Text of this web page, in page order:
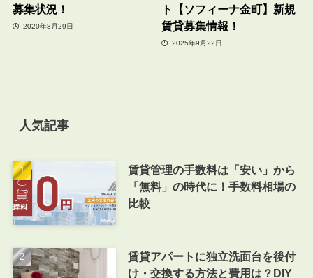
募集状況！
2020年8月29日
ト【ソフィーナ金町】新規
賃貸募集情報！
2025年9月22日
人気記事
賃貸管理の手数料は「安い」から
「無料」の時代に！手数料相場の
比較
賃貸アパートに独立洗面台を後付
け・交換する方法と費用は？DIY